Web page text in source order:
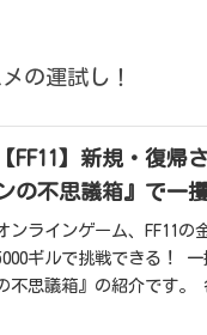
の運試し！
【FF11】新規・復帰
の不思議箱』で一
ラインゲーム、FF11の金策！ 新規さん、復帰さんにおすす
ギルで挑戦できる！